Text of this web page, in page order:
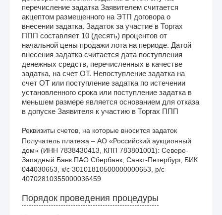
перечисление задатка Заявителем считается
акцептом размещенного на ЭТП договора о
внесении задатка. Задаток за участие в Торгах
ППП составляет 10 (десять) процентов от
начальной цены продажи лота на периоде. Датой
внесения задатка считается дата поступления
денежных средств, перечисленных в качестве
задатка, на счет ОТ. Непоступление задатка на
счет ОТ или поступление задатка по истечении
установленного срока или поступление задатка в
меньшем размере является основанием для отказа
в допуске Заявителя к участию в Торгах ППП
Реквизиты счетов, на которые вносится задаток
Получатель платежа – АО «Российский аукционный
дом» (ИНН 7838430413, КПП 783801001): Северо-
Западный Банк ПАО Сбербанк, Санкт-Петербург, БИК
044030653, к/с 30101810500000000653, р/с
40702810355000036459
Порядок проведения процедуры